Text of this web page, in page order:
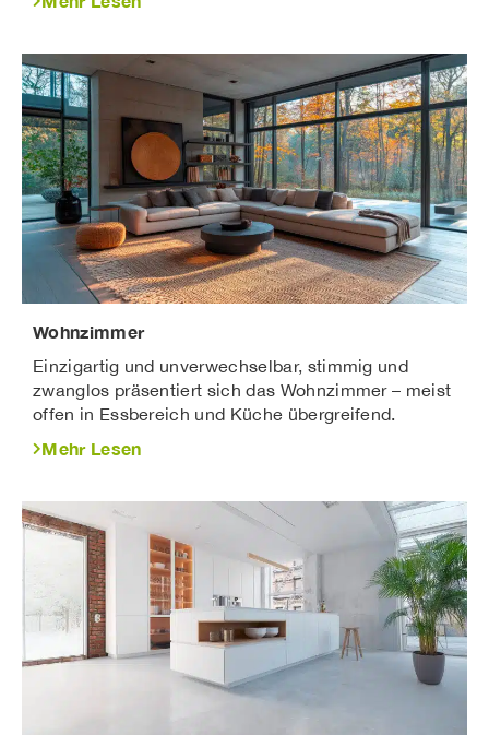
Wohnzimmer
Einzigartig und unverwechselbar, stimmig und
zwanglos präsentiert sich das Wohnzimmer – meist
offen in Essbereich und Küche übergreifend.
Mehr Lesen